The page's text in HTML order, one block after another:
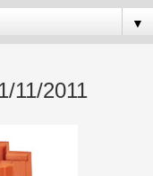
▼
11/2011